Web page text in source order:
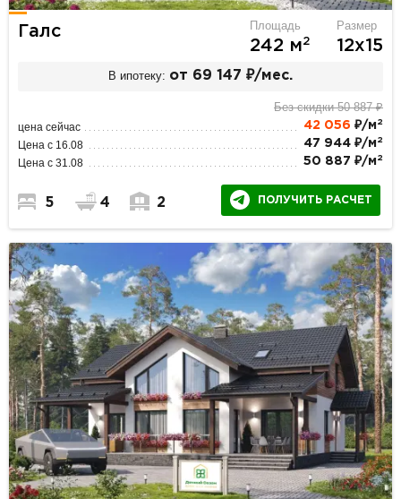
Галс Площадь
242 м2
Размер
12х15
В ипотеку: от 69 147 ₽/мес.
Без скидки 50 887 ₽
цена сейчас 42 056 ₽/м 2
Цена с 16.08 47 944 ₽/м 2
Цена с 31.08 50 887 ₽/м 2
5 4 2 ПОЛУЧИТЬ РАСЧЕТ